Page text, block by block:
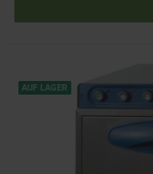
AUF LAGER